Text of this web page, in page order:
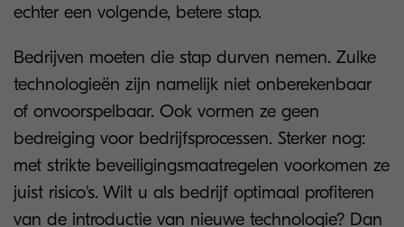
echter een volgende, betere stap.
Bedrijven moeten die stap durven nemen. Zulke
technologieën zijn namelijk niet onberekenbaar
of onvoorspelbaar. Ook vormen ze geen
bedreiging voor bedrijfsprocessen. Sterker nog:
met strikte beveiligingsmaatregelen voorkomen ze
juist risico's. Wilt u als bedrijf optimaal profiteren
van de introductie van nieuwe technologie? Dan